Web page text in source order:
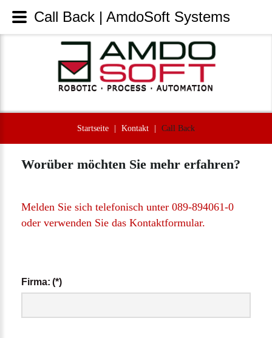
Startseite Kontakt Call Back
Worüber möchten Sie mehr erfahren?
Melden Sie sich telefonisch unter 089-894061-0
oder verwenden Sie das Kontaktformular.
Firma: (*)
Call Back | AmdoSoft Systems